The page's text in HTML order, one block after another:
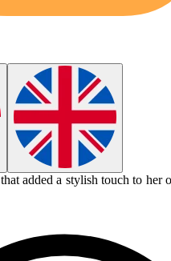
that added a stylish touch to her